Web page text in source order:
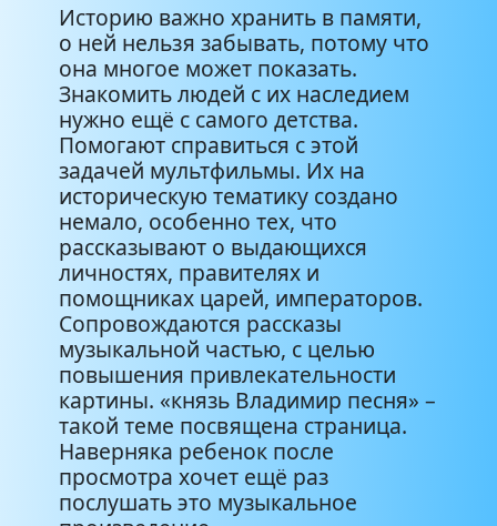
Сергей Старостин - Обряд
(саундтрек из мультфильма
_Князь Владимир_)
3:00
Хотён - Из мультфильма
_Князь Владимир_
Историю важно хранить в памяти,
о ней нельзя забывать, потому что
она многое может показать.
Знакомить людей с их наследием
нужно ещё с самого детства.
Помогают справиться с этой
задачей мультфильмы. Их на
историческую тематику создано
немало, особенно тех, что
рассказывают о выдающихся
личностях, правителях и
помощниках царей, императоров.
Сопровождаются рассказы
музыкальной частью, с целью
повышения привлекательности
картины. «князь Владимир песня» –
такой теме посвящена страница.
Наверняка ребенок после
просмотра хочет ещё раз
послушать это музыкальное